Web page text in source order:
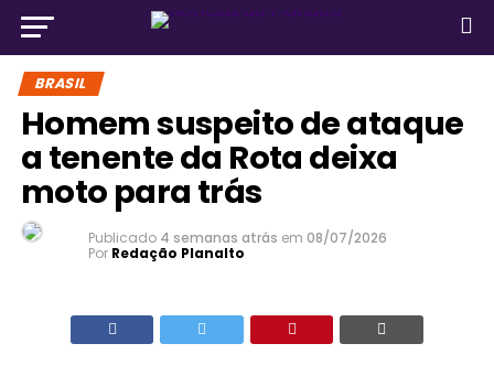
BRASIL
Homem suspeito de ataque
a tenente da Rota deixa
moto para trás
Publicado 4 semanas atrás em 08/07/2026
Por Redação Planalto